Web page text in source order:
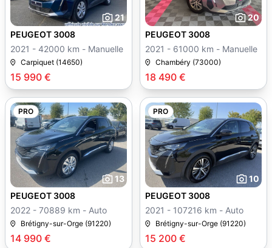
21
15 990 €
PEUGEOT 3008
2021 - 42000 km - Manuelle
Carpiquet (14650)
20
18 490 €
PEUGEOT 3008
2021 - 61000 km - Manuelle
Chambéry (73000)
PRO
13
14 990 €
PEUGEOT 3008
2022 - 70889 km - Auto
Brétigny-sur-Orge (91220)
PRO
10
15 200 €
PEUGEOT 3008
2021 - 107216 km - Auto
Brétigny-sur-Orge (91220)